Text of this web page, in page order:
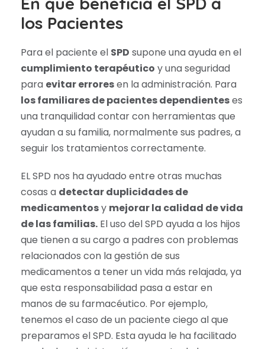
los Pacientes
Para el paciente el SPD supone una ayuda en el
cumplimiento terapéutico y una seguridad
para evitar erroresen la administración. Para
los familiares de pacientes dependienteses
una tranquilidad contar con herramientas que
ayudan a su familia, normalmente sus padres, a
seguir los tratamientos correctamente.
EL SPD nos ha ayudado entre otras muchas
cosas a detectar duplicidades de
medicamentosy mejorar la calidad de vida
de las familias. El uso del SPD ayuda a los hijos
que tienen a su cargo a padres con problemas
relacionados con la gestión de sus
medicamentos a tener un vida más relajada, ya
que esta responsabilidad pasa a estar en
manos de su farmacéutico. Por ejemplo,
tenemos el caso de un paciente ciego al que
preparamos el SPD. Esta ayuda le ha facilitado